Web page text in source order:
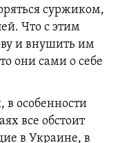
суржиком,
Что с этим
и внушить им
они сами о себе
в особенности
все обстоит
в Украине, в